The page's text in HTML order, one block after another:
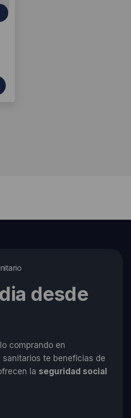
desde
comprando en
te beneficias de
la seguridad social